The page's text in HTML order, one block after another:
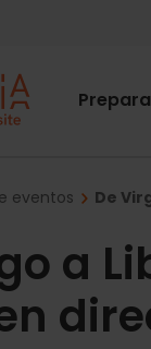
eventos De
a